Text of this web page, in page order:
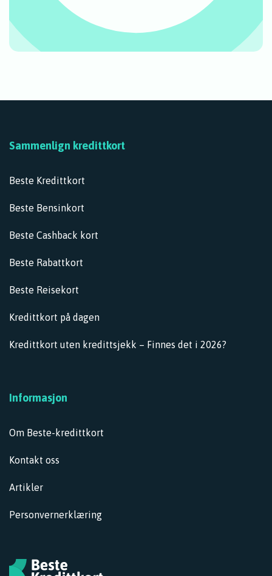
kredittkort hos oss!
Kredittkort-velger
Sammenlign kredittkort
Beste Kredittkort
Beste Bensinkort
Beste Cashback kort
Beste Rabattkort
Beste Reisekort
Kredittkort på dagen
Kredittkort uten kredittsjekk – Finnes det i 2026?
Informasjon
Om Beste-kredittkort
Kontakt oss
Artikler
Personvernerklæring